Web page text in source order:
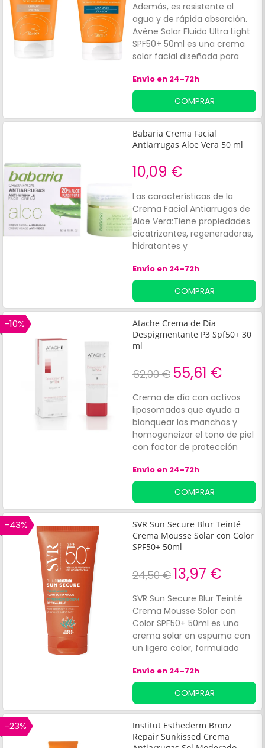
Además, es resistente al
agua y de rápida absorción.
Avène Solar Fluido Ultra Light
SPF50+ 50ml es una crema
solar facial diseñada para
hipersensibles al sol y
propensas a quemaduras
solares.
Envío en 24-72h
COMPRAR
Babaria Crema Facial
Antiarrugas Aloe Vera 50 ml
10,09 €
Las características de la
Crema Facial Antiarrugas de
Aloe Vera:Tiene propiedades
cicatrizantes, regeneradoras,
hidratantes y
filtro solar.
Envío en 24-72h
COMPRAR
-10%
Atache Crema de Día
Despigmentante P3 Spf50+ 30
ml
62,00 € 55,61 €
Crema de día con activos
liposomados que ayuda a
blanquear las manchas y
homogeneizar el tono de piel
con factor de protección
capas más profundas de la
epidermis blanqueando y
modificando el tono de la piel
en combinación con los
filtros solares. Los filtros
solares crean un escudo
contra la radiación solar que
con:Actividad fotoprotectora:
Polypodium leucotomos.
Actividad anti-polución:
ceras de abeja y ésteres de
jojoba
Envío en 24-72h
COMPRAR
-43%
SVR Sun Secure Blur Teinté
Crema Mousse Solar con Color
SPF50+ 50ml
24,50 €13,97 €
SVR Sun Secure Blur Teinté
Crema Mousse Solar con
Color SPF50+ 50ml es una
crema solar en espuma con
un ligero color, formulado
filtros solares de muy amplio
espectro SPF50. Ayuda a
proteger la piel del efecto
nocivo de los rayos
ultravioleta e infrarrojos,
mientras unifica y realza el
Envío en 24-72h
COMPRAR
-23%
Institut Esthederm Bronz
Repair Sunkissed Crema